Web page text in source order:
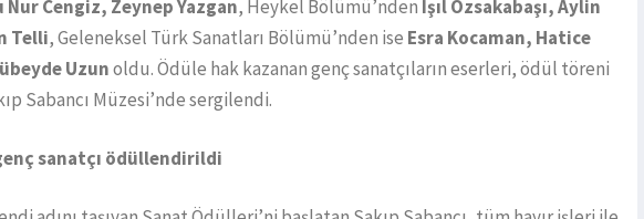
Cengiz, Zeynep Yazgan, Heykel Bölümü’nden Işıl Özsakabaşı, Aylin
Telli, Geleneksel Türk Sanatları Bölümü’nden ise Esra Kocaman, Hatice
Uzunoldu. Ödüle hak kazanan genç sanatçıların eserleri, ödül töreni
Sabancı Müzesi’nde sergilendi.
sanatçı ödüllendirildi